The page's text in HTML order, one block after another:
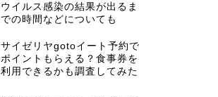
ウイルス感染の結果が出るま
での時間などについても
サイゼリヤgotoイート予約で
ポイントもらえる？食事券を
利用できるかも調査してみた